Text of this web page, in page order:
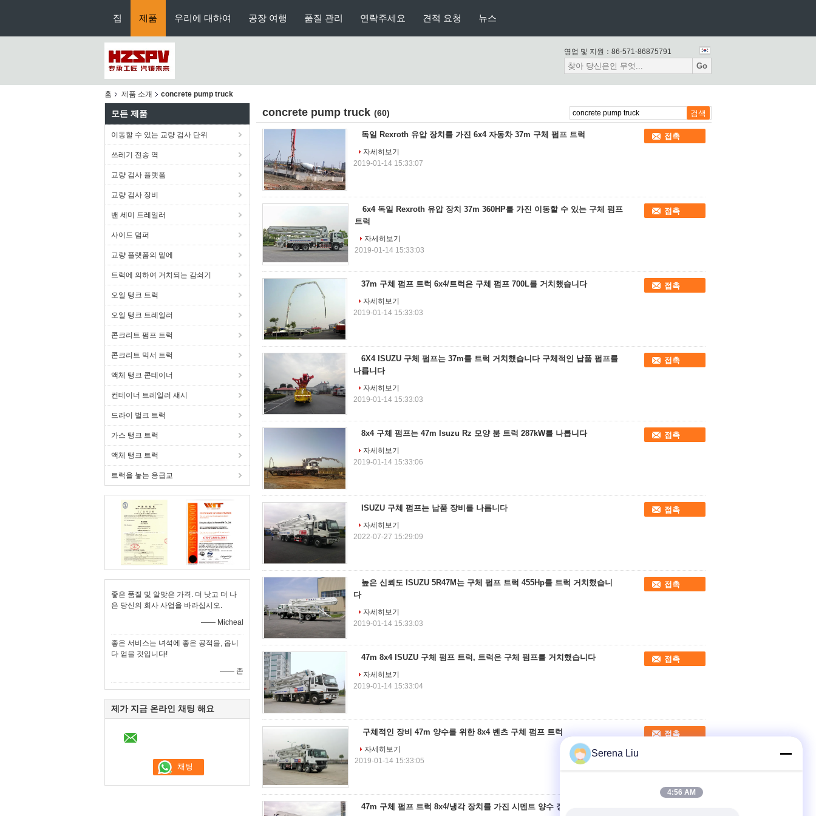
집 제품 우리에 대하여 공장 여행 품질 관리 연락주세요 견적 요청 뉴스
영업 및 지원： 86-571-86875791
Go
홈 제품 소개 concrete pump truck
모든 제품
이동할 수 있는 교량 검사 단위
쓰레기 전송 역
교량 검사 플랫폼
교량 검사 장비
밴 세미 트레일러
사이드 덤퍼
교량 플랫폼의 밑에
트럭에 의하여 거치되는 감쇠기
오일 탱크 트럭
오일 탱크 트레일러
콘크리트 펌프 트럭
콘크리트 믹서 트럭
액체 탱크 콘테이너
컨테이너 트레일러 섀시
드라이 벌크 트럭
가스 탱크 트럭
액체 탱크 트럭
트럭을 놓는 응급교
좋은 품질 및 알맞은 가격. 더 낫고 더 나
은 당신의 회사 사업을 바라십시오.
—— Micheal
좋은 서비스는 녀석에 좋은 공적을, 옵니
다 얻을 것입니다!
—— 존
제가 지금 온라인 채팅 해요
concrete pump truck (60)
독일 Rexroth 유압 장치를 가진 6x4 자동차 37m 구체 펌프 트럭 접촉
자세히보기
2019-01-14 15:33:07
6x4 독일 Rexroth 유압 장치 37m 360HP를 가진 이동할 수 있는 구체 펌프
트럭
접촉
자세히보기
2019-01-14 15:33:03
37m 구체 펌프 트럭 6x4/트럭은 구체 펌프 700L를 거치했습니다 접촉
자세히보기
2019-01-14 15:33:03
6X4 ISUZU 구체 펌프는 37m를 트럭 거치했습니다 구체적인 납품 펌프를
나릅니다
접촉
자세히보기
2019-01-14 15:33:03
8x4 구체 펌프는 47m Isuzu Rz 모양 붐 트럭 287kW를 나릅니다 접촉
자세히보기
2019-01-14 15:33:06
ISUZU 구체 펌프는 납품 장비를 나릅니다 접촉
자세히보기
2022-07-27 15:29:09
높은 신뢰도 ISUZU 5R47M는 구체 펌프 트럭 455Hp를 트럭 거치했습니
다
접촉
자세히보기
2019-01-14 15:33:03
47m 8x4 ISUZU 구체 펌프 트럭, 트럭은 구체 펌프를 거치했습니다 접촉
자세히보기
2019-01-14 15:33:04
구체적인 장비 47m 양수를 위한 8x4 벤츠 구체 펌프 트럭 접촉
자세히보기
2019-01-14 15:33:05
47m 구체 펌프 트럭 8x4/냉각 장치를 가진 시멘트 양수 장비
Serena Liu
4:56 AM